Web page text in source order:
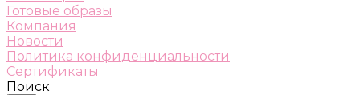
Готовые образы
Компания
Новости
Политика конфиденциальности
Сертификаты
Поиск